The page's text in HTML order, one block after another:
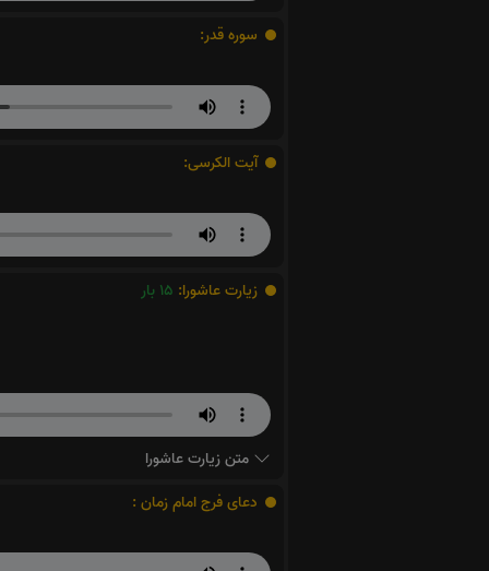
سوره قدر:
آیت الکرسی:
زیارت عاشورا: 15 بار
متن زیارت عاشورا
دعای فرج امام زمان :